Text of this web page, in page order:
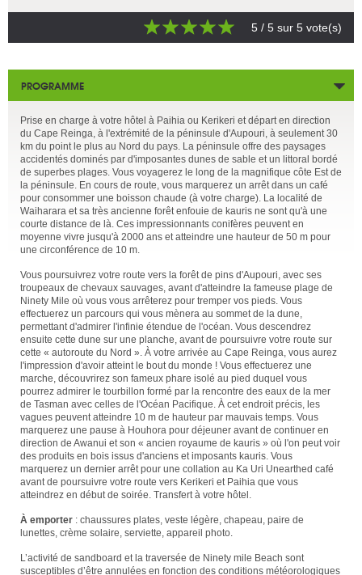
5 / 5 sur 5 vote(s)
PROGRAMME
Prise en charge à votre hôtel à Paihia ou Kerikeri et départ en direction
du Cape Reinga, à l'extrémité de la péninsule d'Aupouri, à seulement 30
km du point le plus au Nord du pays. La péninsule offre des paysages
accidentés dominés par d'imposantes dunes de sable et un littoral bordé
de superbes plages. Vous voyagerez le long de la magnifique côte Est de
la péninsule. En cours de route, vous marquerez un arrêt dans un café
pour consommer une boisson chaude (à votre charge). La localité de
Waiharara et sa très ancienne forêt enfouie de kauris ne sont qu'à une
courte distance de là. Ces impressionnants conifères peuvent en
moyenne vivre jusqu'à 2000 ans et atteindre une hauteur de 50 m pour
une circonférence de 10 m.
Vous poursuivrez votre route vers la forêt de pins d'Aupouri, avec ses
troupeaux de chevaux sauvages, avant d'atteindre la fameuse plage de
Ninety Mile où vous vous arrêterez pour tremper vos pieds. Vous
effectuerez un parcours qui vous mènera au sommet de la dune,
permettant d'admirer l'infinie étendue de l'océan. Vous descendrez
ensuite cette dune sur une planche, avant de poursuivre votre route sur
cette « autoroute du Nord ». À votre arrivée au Cape Reinga, vous aurez
l'impression d'avoir atteint le bout du monde ! Vous effectuerez une
marche, découvrirez son fameux phare isolé au pied duquel vous
pourrez admirer le tourbillon formé par la rencontre des eaux de la mer
de Tasman avec celles de l'Océan Pacifique. À cet endroit précis, les
vagues peuvent atteindre 10 m de hauteur par mauvais temps. Vous
marquerez une pause à Houhora pour déjeuner avant de continuer en
direction de Awanui et son « ancien royaume de kauris » où l'on peut voir
des produits en bois issus d'anciens et imposants kauris. Vous
marquerez un dernier arrêt pour une collation au Ka Uri Unearthed café
avant de poursuivre votre route vers Kerikeri et Paihia que vous
atteindrez en début de soirée. Transfert à votre hôtel.
À emporter : chaussures plates, veste légère, chapeau, paire de
lunettes, crème solaire, serviette, appareil photo.
L’activité de sandboard et la traversée de Ninety mile Beach sont
susceptibles d’être annulées en fonction des conditions météorologiques